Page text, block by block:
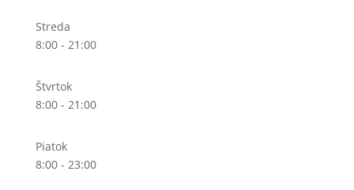
Streda
8:00 - 21:00
Štvrtok
8:00 - 21:00
Piatok
8:00 - 23:00